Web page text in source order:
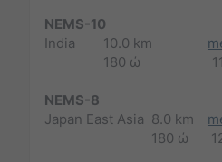
NEMS-10
India
10.0 km
180 ώ
NEMS-8
Japan East Asia 8.0 km
180 ώ